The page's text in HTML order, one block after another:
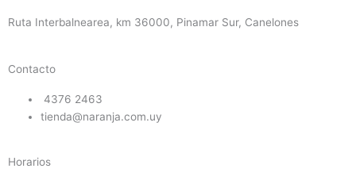
Ruta Interbalnearea, km 36000, Pinamar Sur, Canelones
Contacto
4376 2463
tienda@naranja.com.uy
Horarios